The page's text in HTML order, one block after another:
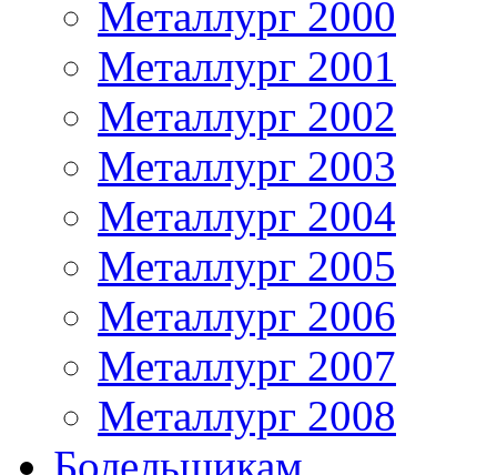
Металлург 2000
Металлург 2001
Металлург 2002
Металлург 2003
Металлург 2004
Металлург 2005
Металлург 2006
Металлург 2007
Металлург 2008
Болельщикам